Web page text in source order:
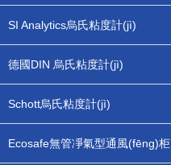
SI Analytics烏氏粘度計(jì)
德國DIN 烏氏粘度計(jì)
Schott烏氏粘度計(jì)
Ecosafe無管凈氣型通風(fēng)柜